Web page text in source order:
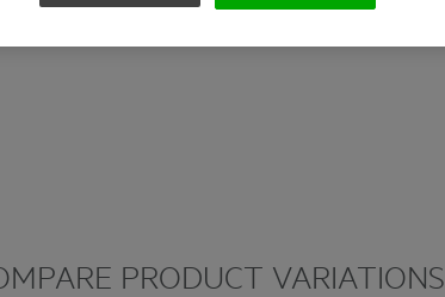
PRODUCT VARIATIONS